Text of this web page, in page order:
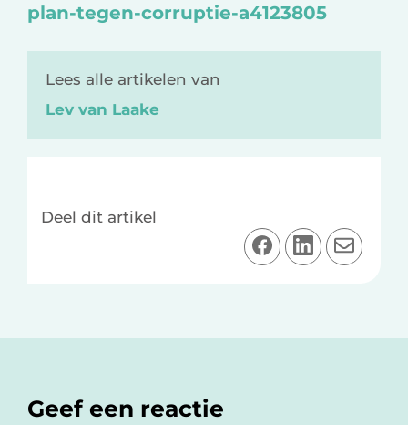
plan-tegen-corruptie-a4123805
Lees alle artikelen van
Lev van Laake
Deel dit artikel
D
e
o
D
e
o
D
e
v
Interacties
Geef een reactie